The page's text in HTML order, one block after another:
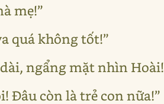
mẹ!”
quá không tốt!”
ngẩng mặt nhìn Hoài!
Đâu còn là trẻ con nữa!”